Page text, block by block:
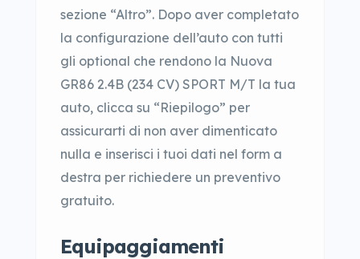
sezione “Altro”. Dopo aver completato
la configurazione dell’auto con tutti
gli optional che rendono la Nuova
GR86 2.4B (234 CV) SPORT M/T la tua
auto, clicca su “Riepilogo” per
assicurarti di non aver dimenticato
nulla e inserisci i tuoi dati nel form a
destra per richiedere un preventivo
gratuito.
Equipaggiamenti